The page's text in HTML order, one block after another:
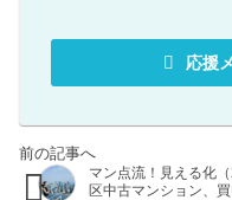
応援
マン点流！見える化
区中古マンション、